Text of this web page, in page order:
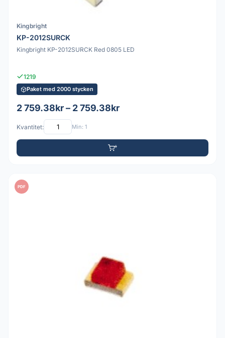
Kingbright
KP-2012SURCK
Kingbright KP-2012SURCK Red 0805 LED
1219
Paket med 2000 stycken
2 759.38kr – 2 759.38kr
Kvantitet: Min: 1
PDF